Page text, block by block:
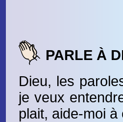
PARLE À
Dieu, les
je veux
plait, aide-moi